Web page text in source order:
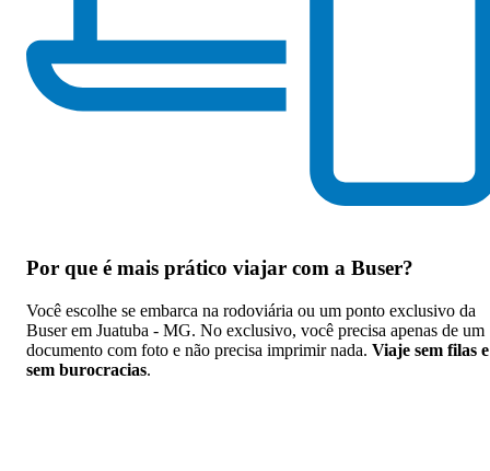
Por que é mais prático viajar com a Buser?
Você escolhe se embarca na rodoviária ou um ponto exclusivo da
Buser em Juatuba - MG. No exclusivo, você precisa apenas de um
documento com foto e não precisa imprimir nada. Viaje sem filas e
sem burocracias.